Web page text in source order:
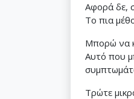
Αφορά δε,
Το πια
Μπορώ να
Αυτό που
Τρώτε